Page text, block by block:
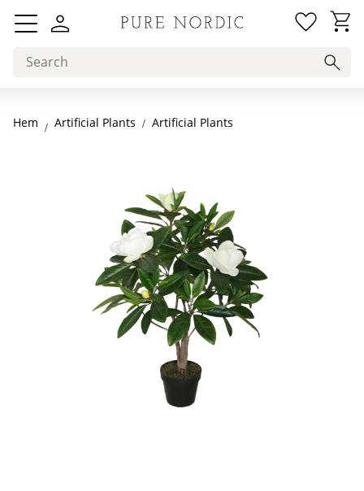
Menu
Basket
Hem Artificial Plants Artificial Plants